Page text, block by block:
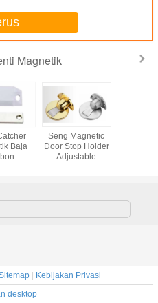
Magnetik
Baja
Seng Magnetic
Door Stop Holder
Adjustable
| Kebijakan Privasi
desktop